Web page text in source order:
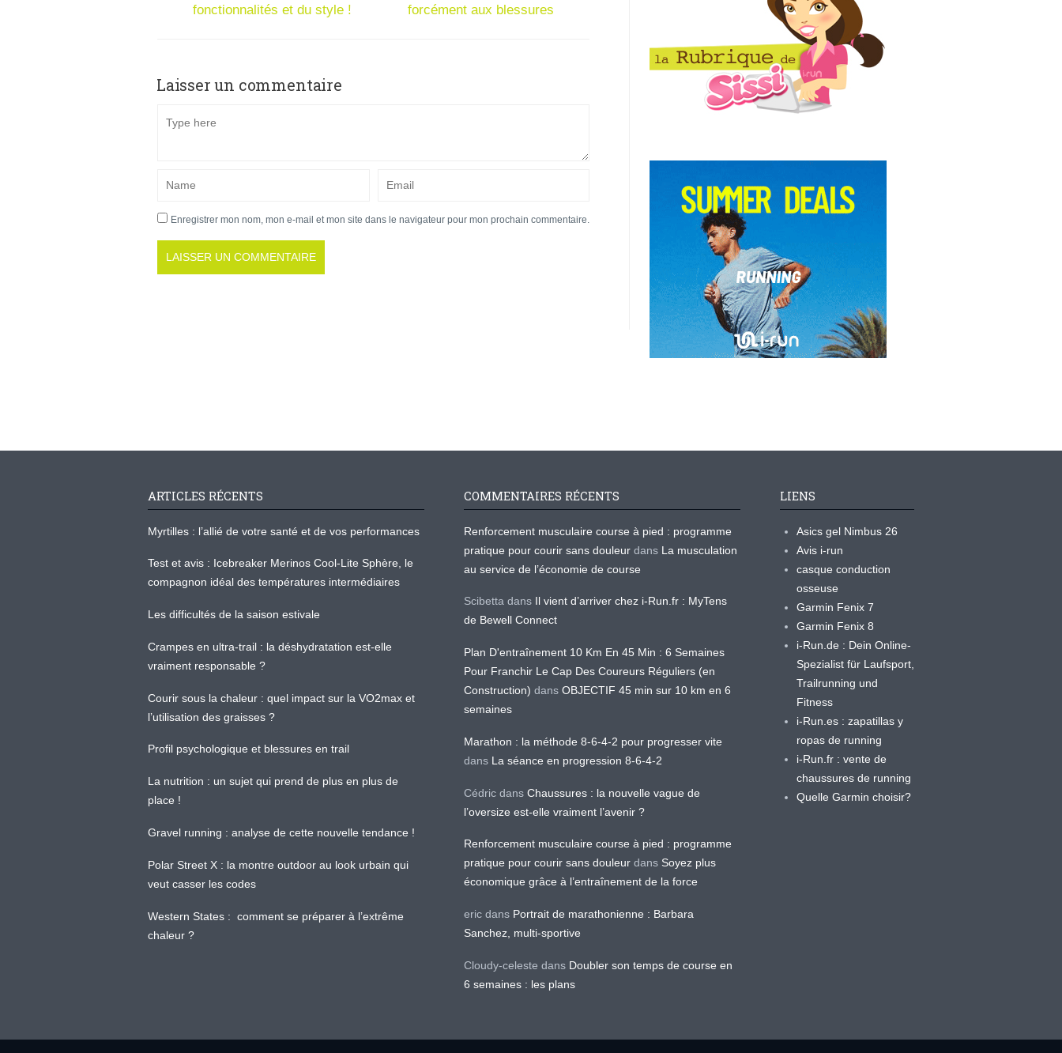
fonctionnalités et du style !
forcément aux blessures
Laisser un commentaire
Enregistrer mon nom, mon e-mail et mon site dans le navigateur pour mon prochain commentaire.
ARTICLES RÉCENTS
Myrtilles : l’allié de votre santé et de vos performances
Test et avis : Icebreaker Merinos Cool-Lite Sphère, le
compagnon idéal des températures intermédiaires
Les difficultés de la saison estivale
Crampes en ultra-trail : la déshydratation est-elle
vraiment responsable ?
Courir sous la chaleur : quel impact sur la VO2max et
l’utilisation des graisses ?
Profil psychologique et blessures en trail
La nutrition : un sujet qui prend de plus en plus de
place !
Gravel running : analyse de cette nouvelle tendance !
Polar Street X : la montre outdoor au look urbain qui
veut casser les codes
Western States : comment se préparer à l’extrême
chaleur ?
COMMENTAIRES RÉCENTS
Renforcement musculaire course à pied : programme
pratique pour courir sans douleur dans La musculation
au service de l’économie de course
Scibetta dans Il vient d’arriver chez i-Run.fr : MyTens
de Bewell Connect
Plan D'entraînement 10 Km En 45 Min : 6 Semaines
Pour Franchir Le Cap Des Coureurs Réguliers (en
Construction) dans OBJECTIF 45 min sur 10 km en 6
semaines
Marathon : la méthode 8-6-4-2 pour progresser vite
dans La séance en progression 8-6-4-2
Cédric dans Chaussures : la nouvelle vague de
l’oversize est-elle vraiment l’avenir ?
Renforcement musculaire course à pied : programme
pratique pour courir sans douleur dans Soyez plus
économique grâce à l’entraînement de la force
eric dans Portrait de marathonienne : Barbara
Sanchez, multi-sportive
Cloudy-celeste dans Doubler son temps de course en
6 semaines : les plans
LIENS
Asics gel Nimbus 26
Avis i-run
casque conduction
osseuse
Garmin Fenix 7
Garmin Fenix 8
i-Run.de : Dein Online-
Spezialist für Laufsport,
Trailrunning und
Fitness
i-Run.es : zapatillas y
ropas de running
i-Run.fr : vente de
chaussures de running
Quelle Garmin choisir?